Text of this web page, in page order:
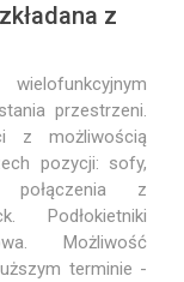
z
przestrzeni.
z możliwością
pozycji: sofy,
z
Podłokietniki
Możliwość
terminie -